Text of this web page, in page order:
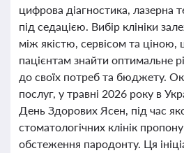
цифрова діагностика, лазерна
під седацією. Вибір клініки
між якістю, сервісом та ціною,
пацієнтам знайти оптимальне
до своїх потреб та бюджету.
послуг, у травні 2026 року в
День Здорових Ясен, під час
стоматологічних клінік
обстеження пародонту. Ця